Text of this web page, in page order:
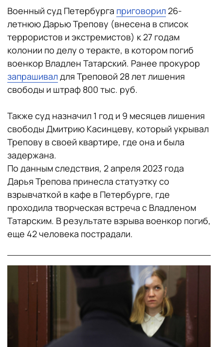
Военный суд Петербурга приговорил 26-
летнюю Дарью Трепову (внесена в список
террористов и экстремистов) к 27 годам
колонии по делу о теракте, в котором погиб
военкор Владлен Татарский. Ранее прокурор
запрашивалдля Треповой 28 лет лишения
свободы и штраф 800 тыс. руб.
Также суд назначил 1 год и 9 месяцев лишения
свободы Дмитрию Касинцеву, который укрывал
Трепову в своей квартире, где она и была
задержана.
По данным следствия, 2 апреля 2023 года
Дарья Трепова принесла статуэтку со
взрывчаткой в кафе в Петербурге, где
проходила творческая встреча с Владленом
Татарским. В результате взрыва военкор погиб,
еще 42 человека пострадали.